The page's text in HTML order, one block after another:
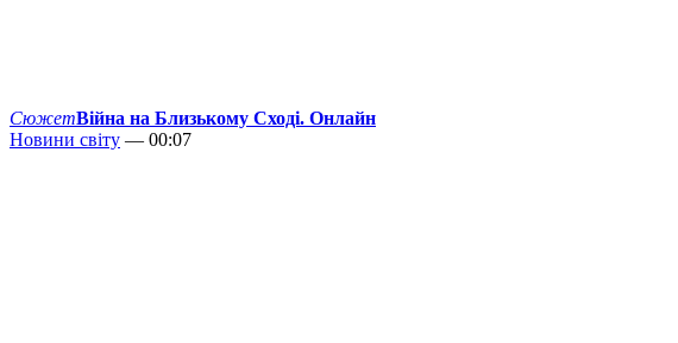
СюжетВійна на Близькому Сході. Онлайн
Новини світу — 00:07